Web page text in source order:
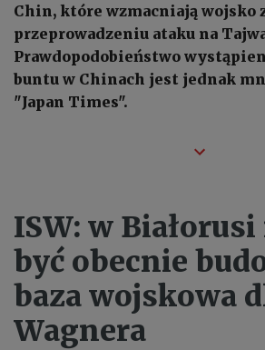
Chin, które wzmacniają wojsko
przeprowadzeniu ataku na
Prawdopodobieństwo
buntu w Chinach jest jednak
"Japan Times".
ISW: w
być obecnie
baza wojskowa
Wagnera